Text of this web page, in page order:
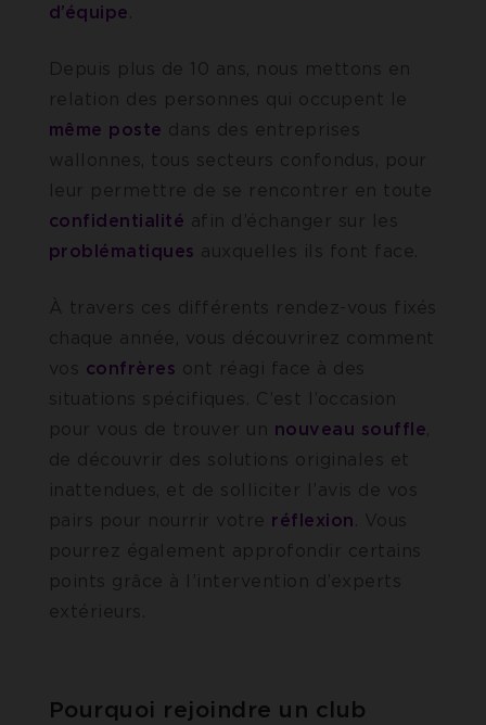
d’équipe.
Depuis plus de 10 ans, nous mettons en
relation des personnes qui occupent le
même poste dans des entreprises
wallonnes, tous secteurs confondus, pour
leur permettre de se rencontrer en toute
confidentialité afin d’échanger sur les
problématiques auxquelles ils font face.
À travers ces différents rendez-vous fixés
chaque année, vous découvrirez comment
vos confrères ont réagi face à des
situations spécifiques. C’est l’occasion
pour vous de trouver un nouveau souffle,
de découvrir des solutions originales et
inattendues, et de solliciter l’avis de vos
pairs pour nourrir votre réflexion. Vous
pourrez également approfondir certains
points grâce à l’intervention d’experts
extérieurs.
Pourquoi rejoindre un club